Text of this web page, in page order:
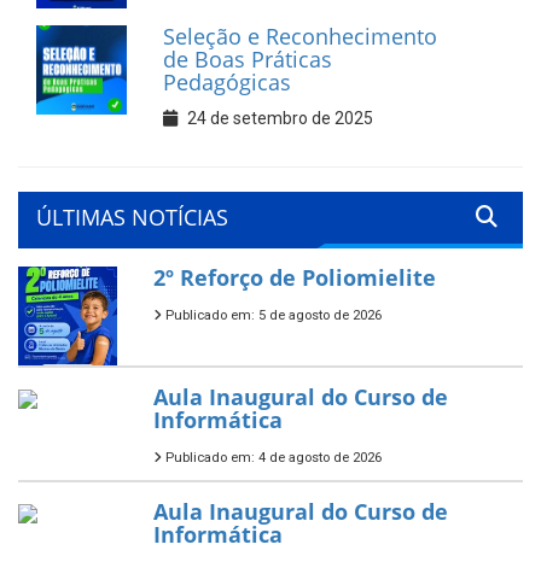
Seleção e Reconhecimento
de Boas Práticas
Pedagógicas
24 de setembro de 2025
ÚLTIMAS NOTÍCIAS
2º Reforço de Poliomielite
Publicado em: 5 de agosto de 2026
Aula Inaugural do Curso de
Informática
Publicado em: 4 de agosto de 2026
Aula Inaugural do Curso de
Informática